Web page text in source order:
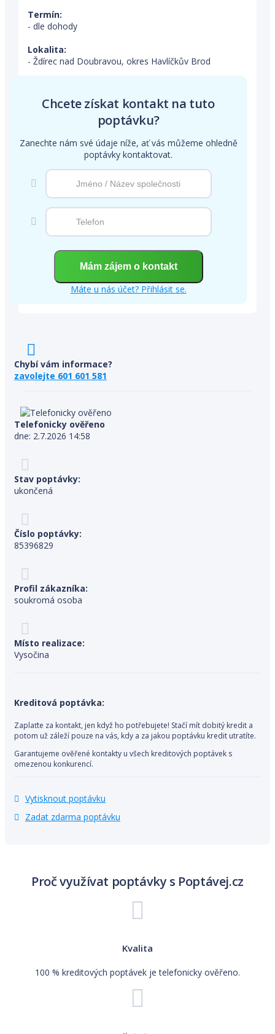
Termín:
- dle dohody
Lokalita:
- Ždírec nad Doubravou, okres Havlíčkův Brod
Chcete získat kontakt na tuto
poptávku?
Zanechte nám své údaje níže, ať vás můžeme ohledně
poptávky kontaktovat.
Máte u nás účet? Přihlásit se.
Chybí vám informace?
zavolejte 601 601 581
Telefonicky ověřeno
dne: 2.7.2026 14:58
Stav poptávky:
ukončená
Číslo poptávky:
85396829
Profil zákazníka:
soukromá osoba
Místo realizace:
Vysočina
Kreditová poptávka:
Zaplaťte za kontakt, jen když ho potřebujete! Stačí mít dobitý kredit a
potom už záleží pouze na vás, kdy a za jakou poptávku kredit utratíte.
Garantujeme ověřené kontakty u všech kreditových poptávek s
omezenou konkurencí.
Vytisknout poptávku
Zadat zdarma poptávku
Proč využívat poptávky s Poptávej.cz
Kvalita
100 % kreditových poptávek je telefonicky ověřeno.